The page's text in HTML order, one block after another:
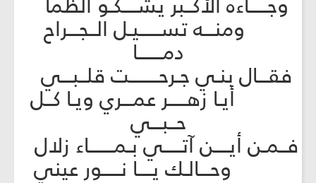
ومنـــه تســــــيـل الــجـــراح
دمـــــــا
فقـــال بنـي جـرحــــــــت قلــبـــي
أيـا زهـــــر عمـــري ويـا كــل
حــبـــي
فــمـن أيــــن آتـــــي بـمـــــــاء زلال
وحـــالـك يــــا نـــــور عيني